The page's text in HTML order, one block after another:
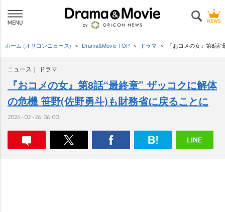
ホーム (オリコンニュース) Drama&Movie TOP ドラマ 『おコメの女』第8話
ニュース ドラマ
『おコメの女』第8話“最終章” ザッコクに解体
の危機 笹野(佐野勇斗)も財務省に戻ることに
2026-02-26 06:00